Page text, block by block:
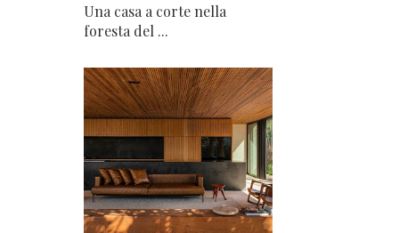
Una casa a corte nella
foresta del ...